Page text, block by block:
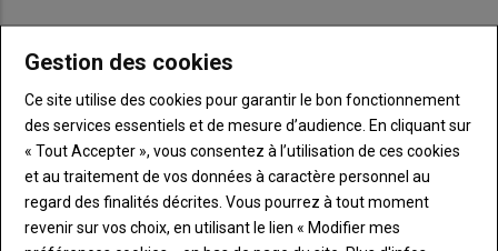
Sous-
Vous n'êtes pas abonné(e)
TITRE CRÉEZ UN COMPTE
BodyChoisissez votre formule et créez votre
compte pour accéder à tout Terre de
Touraine.
Lien
Gestion des cookies
Ce site utilise des cookies pour garantir le bon fonctionnement
des services essentiels et de mesure d’audience. En cliquant sur
« Tout Accepter », vous consentez à l’utilisation de ces cookies
et au traitement de vos données à caractère personnel au
regard des finalités décrites. Vous pourrez à tout moment
revenir sur vos choix, en utilisant le lien « Modifier mes